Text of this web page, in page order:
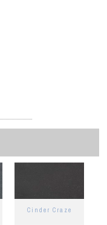
Cinder Craze